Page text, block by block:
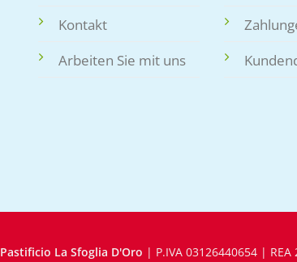
Kontakt
Arbeiten Sie mit uns
Pastificio La Sfoglia D'Oro | P.IVA 03126440654 |